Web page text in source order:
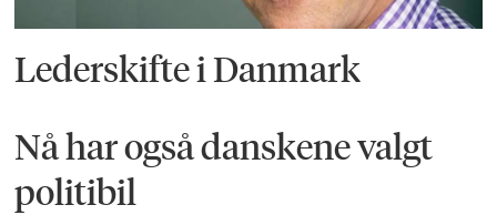
Lederskifte i Danmark
Nå har også danskene valgt
politibil